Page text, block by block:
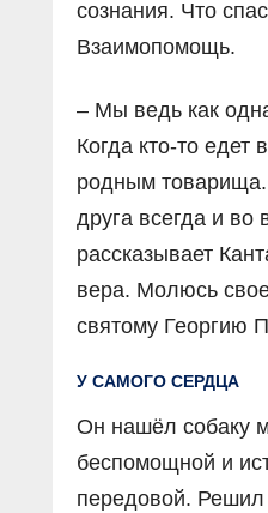
сознания. Что
Взаимопомощь.
– Мы ведь как
Когда кто-то едет
родным
друга всегда и во
рассказывает
вера. Молюсь
святому Георгию
У САМОГО СЕРДЦА
Он нашёл собаку
беспомощной и
передовой. Решил